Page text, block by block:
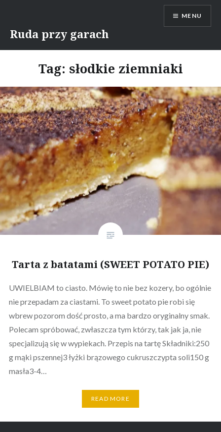
content
Ruda przy garach
MENU
Tag: słodkie ziemniaki
Tarta z batatami (SWEET POTATO PIE)
UWIELBIAM to ciasto. Mówię to nie bez kozery, bo ogólnie
nie przepadam za ciastami. To sweet potato pie robi się
wbrew pozorom dość prosto, a ma bardzo oryginalny smak.
Polecam spróbować, zwłaszcza tym którzy, tak jak ja, nie
specjalizują się w wypiekach. Przepis na tartę Składniki:250
g mąki pszennej3 łyżki brązowego cukruszczypta soli150 g
masła3-4…
READ MORE